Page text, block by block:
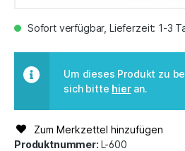
Sofort verfügbar, Lieferzeit: 1-3
Um dieses Produkt zu
sich bitte hieran.
Zum Merkzettel hinzufügen
Produktnummer: L-600